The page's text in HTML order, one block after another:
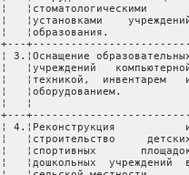
+---+-------------------------+--------+--------+----------+-----------+----------------+-------------------+
   ¦ 4.¦Реконструкция           и¦ 2 000,0¦ 2 000,0¦   1 080,0¦    5 080,0¦Бюджет мун. обр.¦Упр. образования МО¦
   ¦   ¦строительство     детских¦   100,0¦   100,0¦     200,0¦      400,0¦Внебюдж. ср-ва  ¦Попечители на      ¦
   ¦   ¦спортивных       площадок¦        ¦        ¦          ¦           ¦                ¦местах.            ¦
   ¦   ¦дошкольных  учреждений  в¦        ¦        ¦          ¦           ¦                ¦                   ¦
   ¦   ¦сельской местности.      ¦        ¦        ¦          ¦           ¦                ¦                   ¦
   +---+-------------------------+--------+--------+----------+-----------+----------------+-------------------+
   ¦ 5.¦Реконструкция  и   ремонт¦   600,0¦   600,0¦     800,0¦    2 000,0¦Бюджет мун. обр.¦Упр. образования МО¦
   ¦   ¦детско-юношеских         ¦        ¦        ¦          ¦           ¦                ¦                   ¦
   ¦   ¦спортивных школ.         ¦        ¦        ¦          ¦           ¦                ¦                   ¦
   +---+-------------------------+--------+--------+----------+-----------+----------------+-------------------+
   ¦ 6.¦Реконструкция  и   ремонт¦ 2 100,0¦ 2 100,0¦   2 800,0¦    7 000,0¦Бюджет мун. обр.¦Упр. образования МО¦
   ¦   ¦спортивных   залов    100¦        ¦        ¦          ¦           ¦                ¦                   ¦
   ¦   ¦школ.                    ¦        ¦        ¦          ¦           ¦                ¦                   ¦
   +---+-------------------------+--------+--------+----------+-----------+----------------+-------------------+
   ¦ 7.¦Приобретение    кабинетов¦ 1 480,0¦ 1 480,0¦   1 480,0¦    4 440,0¦Бюджет мун. обр.¦Упр. образования МО¦
   ¦   ¦профилактики и укрепления¦   370,0¦   370,0¦     370,0¦    1 110,0¦                ¦Упр. здрав. МО     ¦
   ¦   ¦здоровья.                ¦        ¦        ¦          ¦           ¦                ¦                   ¦
   +---+-------------------------+--------+--------+----------+-----------+----------------+-------------------+
   ¦ 8.¦Строительство      теплых¦ 1 000,0¦ 1 000,0¦   1 000,0¦    3 000,0¦Бюджет мун. обр.¦Упр. образования МО¦
   ¦   ¦туалетов    в    сельских¦   200,0¦   300,0¦     300,0¦      800,0¦Внебюдж. ср-ва  ¦Попечители         ¦
   ¦   ¦школах.                  ¦        ¦        ¦          ¦           ¦                ¦на местах.         ¦
   +---+-------------------------+--------+--------+----------+-----------+----------------+-------------------+